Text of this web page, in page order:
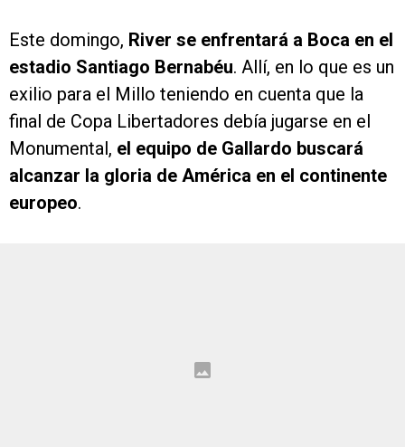
Este domingo, River se enfrentará a Boca en el
estadio Santiago Bernabéu. Allí, en lo que es un
exilio para el Millo teniendo en cuenta que la
final de Copa Libertadores debía jugarse en el
Monumental, el equipo de Gallardo buscará
alcanzar la gloria de América en el continente
europeo.